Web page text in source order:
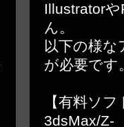
Illustrator
ん。
以下の様
が必要です
【有料ソ
3dsMax/Z-